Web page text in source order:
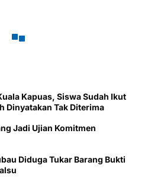
Kapuas, Siswa Sudah Ikut
Dinyatakan Tak Diterima
Jadi Ujian Komitmen
Diduga Tukar Barang Bukti